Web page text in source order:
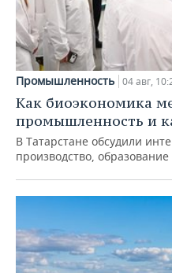
Промышленность 04 авг,
Как биоэкономика
промышленность и
В Татарстане обсудили
производство,